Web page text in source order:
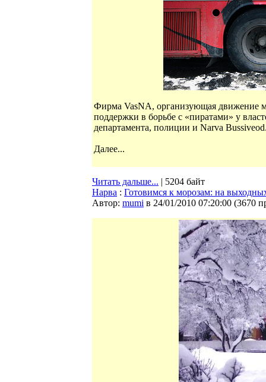
Фирма VasNA, организующая движение
поддержки в борьбе с «пиратами» у
департамента, полиции и Narva
Далее...
Читать дальше... | 5204 байт
Нарва : Готовимся к морозам: на
Автор: mumi в 24/01/2010 07:20:00 (3670